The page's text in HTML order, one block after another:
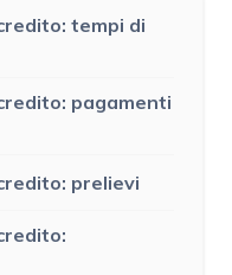
tempi di
pagamenti
prelievi